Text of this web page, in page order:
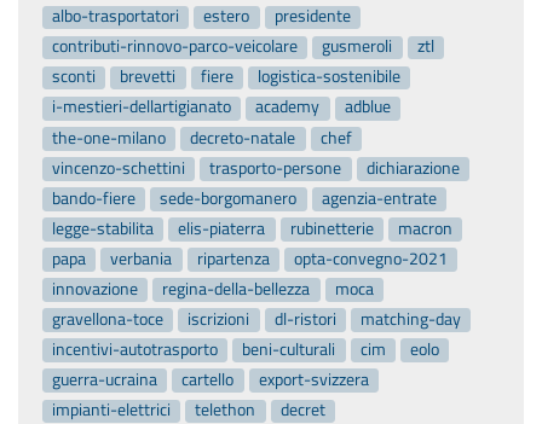
albo-trasportatori
estero
presidente
contributi-rinnovo-parco-veicolare
gusmeroli
ztl
sconti
brevetti fiere
logistica-sostenibile
i-mestieri-dellartigianato
academy
adblue
the-one-milano
decreto-natale
chef
vincenzo-schettini
trasporto-persone
dichiarazione
bando-fiere
sede-borgomanero
agenzia-entrate
legge-stabilita
elis-piaterra rubinetterie
macron
papa
verbania ripartenza
opta-convegno-2021
innovazione
regina-della-bellezza
moca
gravellona-toce
iscrizioni dl-ristori
matching-day
incentivi-autotrasporto
beni-culturali cim
eolo
guerra-ucraina
cartello
export-svizzera
impianti-elettrici
telethon
decret